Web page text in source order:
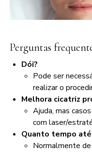
Perguntas
Dói?
Pode ser
realizar o
Melhora cicatriz
Ajuda, mas
com laser/
Quanto tempo
Normalmente